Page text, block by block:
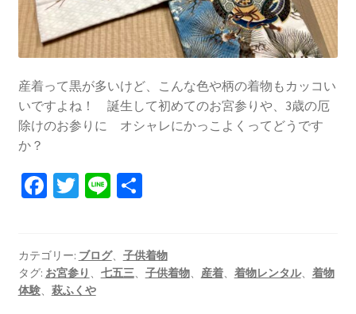
産着って黒が多いけど、こんな色や柄の着物もカッコい
いですよね！ 誕生して初めてのお宮参りや、3歳の厄
除けのお参りに オシャレにかっこよくってどうです
か？
Fa
o
o
T
er
Li 共
カテゴリー: ブログ、 子供着物
タグ: お宮参り 、 七五三、 子供着物、 産着、 着物レンタル、 着物
体験、 萩ふくや